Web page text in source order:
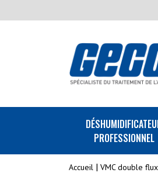
PROFESSIONNEL
Accueil VMC double flux